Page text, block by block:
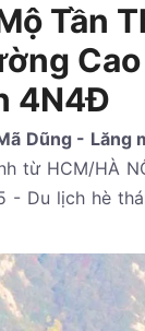
Tần
4N4Đ
Dũng -
từ HCM/HÀ
lịch hè